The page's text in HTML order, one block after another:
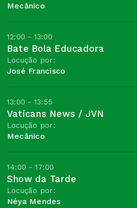
Mecânico
12:00 - 13:00
Bate Bola Educadora
Locução por:
José Francisco
13:00 - 13:55
Vaticans News / JVN
Locução por:
Mecânico
14:00 - 17:00
Show da Tarde
Locução por:
Néya Mendes